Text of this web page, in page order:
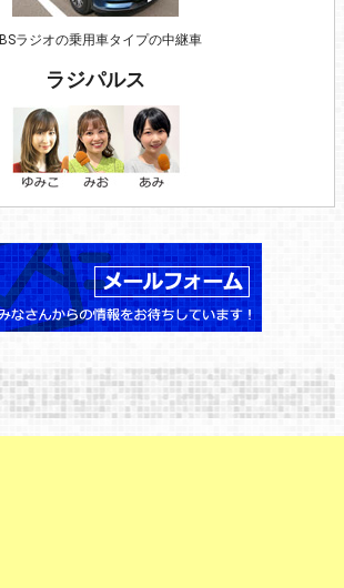
ラジオの乗用車タイプの中継車
ラジパルス